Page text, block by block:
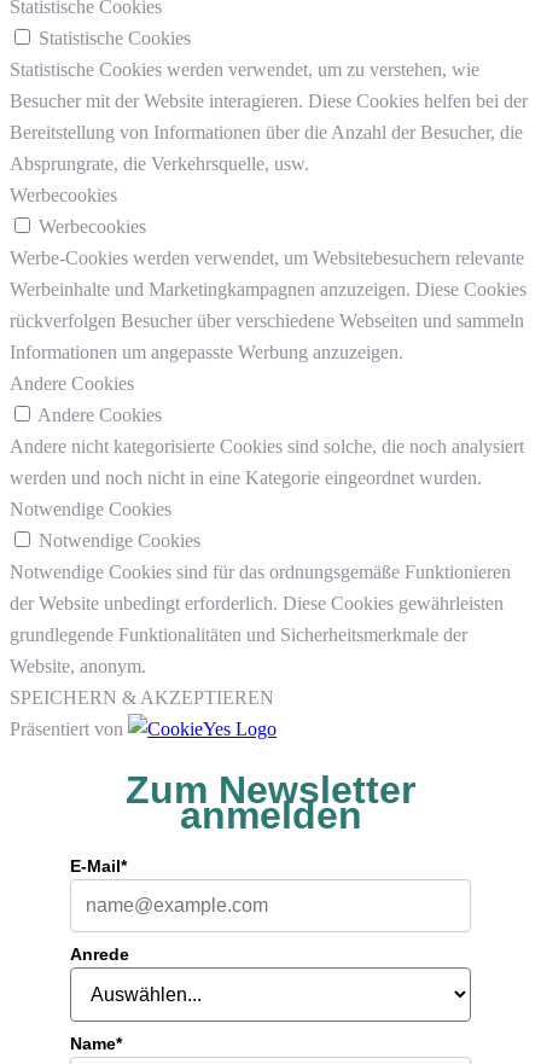
Statistische Cookies
Statistische Cookies
Statistische Cookies werden verwendet, um zu verstehen, wie
Besucher mit der Website interagieren. Diese Cookies helfen bei der
Bereitstellung von Informationen über die Anzahl der Besucher, die
Absprungrate, die Verkehrsquelle, usw.
Werbecookies
Werbecookies
Werbe-Cookies werden verwendet, um Websitebesuchern relevante
Werbeinhalte und Marketingkampagnen anzuzeigen. Diese Cookies
rückverfolgen Besucher über verschiedene Webseiten und sammeln
Informationen um angepasste Werbung anzuzeigen.
Andere Cookies
Andere Cookies
Andere nicht kategorisierte Cookies sind solche, die noch analysiert
werden und noch nicht in eine Kategorie eingeordnet wurden.
Notwendige Cookies
Notwendige Cookies
Notwendige Cookies sind für das ordnungsgemäße Funktionieren
der Website unbedingt erforderlich. Diese Cookies gewährleisten
grundlegende Funktionalitäten und Sicherheitsmerkmale der
Website, anonym.
SPEICHERN & AKZEPTIEREN
Präsentiert von
Zum Newsletter
anmelden
E-Mail*
Anrede
Name*